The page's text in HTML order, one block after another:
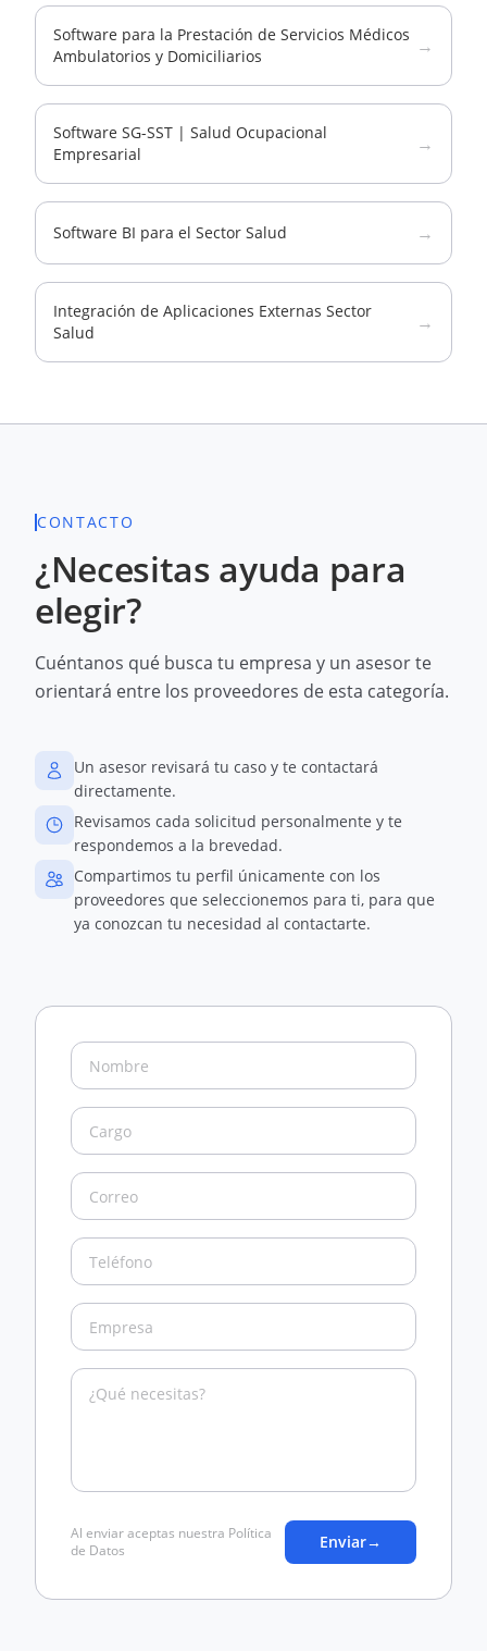
Software para la Prestación de Servicios Médicos
Ambulatorios y Domiciliarios
→
Software SG-SST | Salud Ocupacional
Empresarial
→
Software BI para el Sector Salud →
Integración de Aplicaciones Externas Sector
Salud
→
CONTACTO
¿Necesitas ayuda para
elegir?
Cuéntanos qué busca tu empresa y un asesor te
orientará entre los proveedores de esta categoría.
Un asesor revisará tu caso y te contactará
directamente.
Revisamos cada solicitud personalmente y te
respondemos a la brevedad.
Compartimos tu perfil únicamente con los
proveedores que seleccionemos para ti, para que
ya conozcan tu necesidad al contactarte.
Al enviar aceptas nuestra Política
de Datos
Enviar→